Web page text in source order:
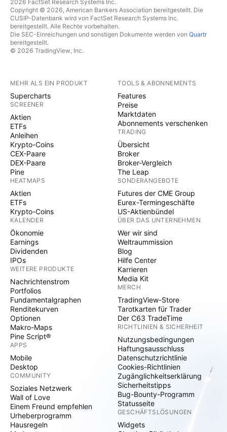
2026 FactSet Research Systems Inc.
Copyright © 2026, American Bankers Association bereitgestellt. Die
CUSIP-Datenbank wird von FactSet Research Systems Inc.
bereitgestellt. Alle Rechte vorbehalten.
Die SEC-Einreichungen und sonstigen Dokumente werden von Quartr
bereitgestellt.
© 2026 TradingView, Inc.
MEHR ALS EIN PRODUKT
Supercharts
SCREENER
Aktien
ETFs
Anleihen
Krypto-Coins
CEX-Paare
DEX-Paare
Pine
HEATMAPS
Aktien
ETFs
Krypto-Coins
KALENDER
Ökonomie
Earnings
Dividenden
IPOs
WEITERE PRODUKTE
Nachrichtenstrom
Portfolios
Fundamentalgraphen
Renditekurven
Optionen
Makro-Maps
Pine Script®
APPS
Mobile
Desktop
COMMUNITY
Soziales Netzwerk
Wall of Love
Einem Freund empfehlen
Urheberprogramm
Hausregeln
TOOLS & ABONNEMENTS
Features
Preise
Marktdaten
Abonnements verschenken
TRADING
Übersicht
Broker
Broker-Vergleich
The Leap
SONDERANGEBOTE
Futures der CME Group
Eurex-Termingeschäfte
US-Aktienbündel
ÜBER DAS UNTERNEHMEN
Wer wir sind
Weltraummission
Blog
Hilfe Center
Karrieren
Media Kit
MERCH
TradingView-Store
Tarotkarten für Trader
Der C63 TradeTime
RICHTLINIEN & SICHERHEIT
Nutzungsbedingungen
Haftungsausschluss
Datenschutzrichtlinie
Cookies-Richtlinien
Zugänglichkeitserklärung
Sicherheitstipps
Bug-Bounty-Programm
Statusseite
GESCHÄFTSLÖSUNGEN
Widgets